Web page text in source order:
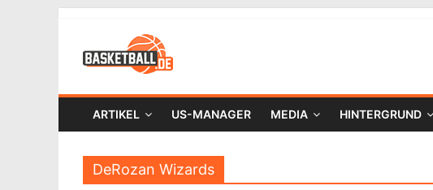
ARTIKEL US-MANAGER MEDIA HINTERGRUND
DeRozan Wizards